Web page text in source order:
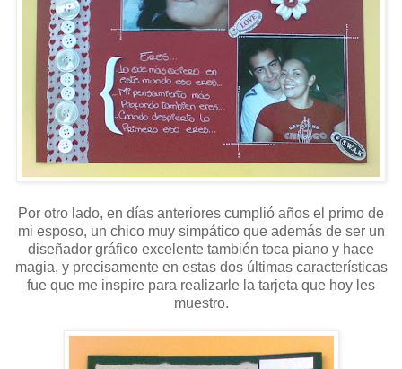
Por otro lado, en días anteriores cumplió años el primo de
mi esposo, un chico muy simpático que además de ser un
diseñador gráfico excelente también toca piano y hace
magia, y precisamente en estas dos últimas características
fue que me inspire para realizarle la tarjeta que hoy les
muestro.